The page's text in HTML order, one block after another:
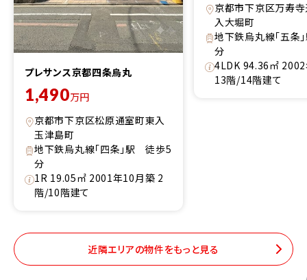
プレサンス京都四条烏丸
1,490万円
京都市下京区松原通室町東入
玉津島町
地下鉄烏丸線「四条」駅 徒歩5
分
1R 19.05㎡ 2001年10月築 2
階/10階建て
京都市下京区万寿
入大堀町
地下鉄烏丸線「五
分
4LDK 94.36㎡
13階/14階建て
近隣エリアの物件をもっと見る